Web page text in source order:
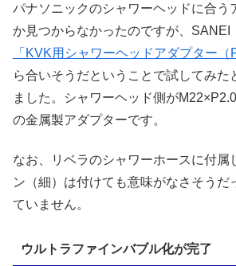
パナソニックのシャワーヘッドに合う
か見つからなかったのですが、SANEI
「KVK用シャワーヘッドアダプター（
ら合いそうだということで試してみた
ました。シャワーヘッド側が
の金属製アダプターです。
なお、リベラのシャワーホースに付属
ン（細）は付けても意味がなさそうだ
ていません。
ウルトラファインバブル化が完了